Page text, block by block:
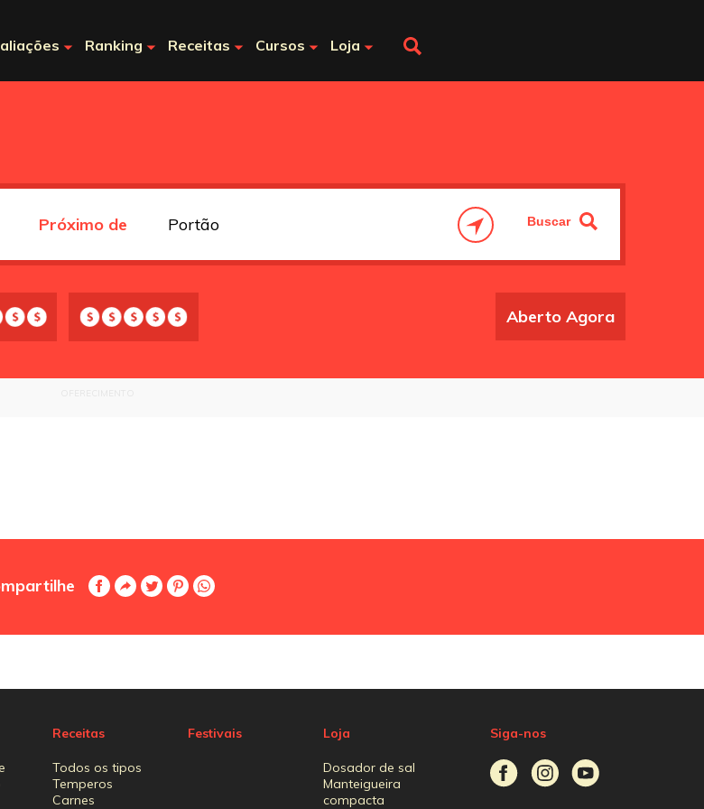
Ranking Receitas Cursos Loja
Próximo de
Aberto Agora
Receitas
Todos os tipos
Temperos
Carnes
Festivais Loja
Dosador de sal
Manteigueira
compacta
Siga-nos